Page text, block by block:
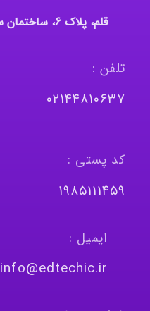
قلم، پلاک 6، ساختمان سرای نوآوری تهران غرب
تلفن :
٠٢١٤٤٨١٠٦٣٧
کد پستی :
١٩٨٥١١١٤٥٩
ایمیل :
info@edtechic.ir